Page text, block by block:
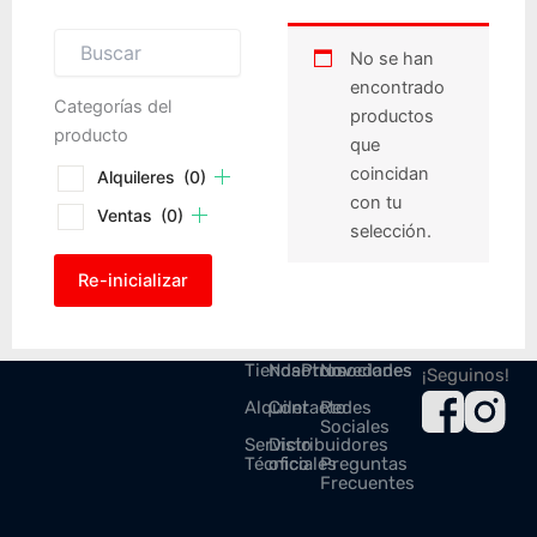
No se han
encontrado
productos
que
coincidan
con tu
selección.
Categorías del
producto
Alquileres (0)
Ventas (0)
Re-inicializar
Tienda
Alquiler
Servicio
Técnico
Nosotros
Contacto
Distribuidores
oficiales
Promociones
Novedades
Redes
Sociales
Preguntas
Frecuentes
¡Seguinos!